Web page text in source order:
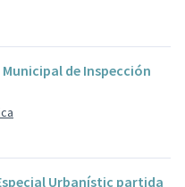
Municipal de Inspección
Urbanístic partida